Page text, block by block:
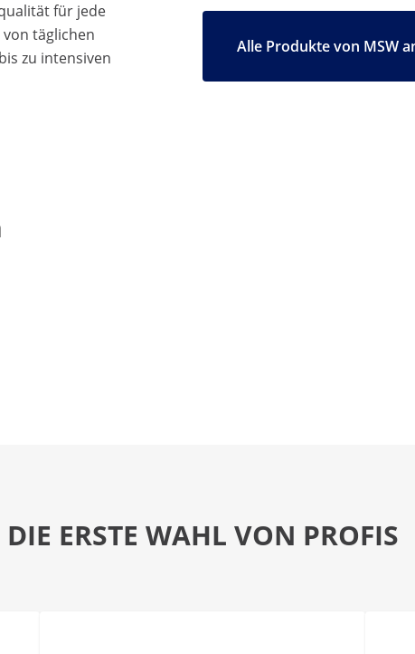
für jede
täglichen
zu intensiven
Alle Produkte von MSW
DIE ERSTE WAHL VON PROFIS